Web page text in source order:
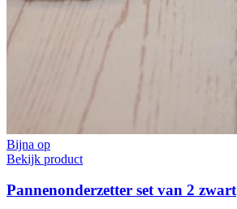
Bijna op
Bekijk product
Pannenonderzetter set van 2 zwart